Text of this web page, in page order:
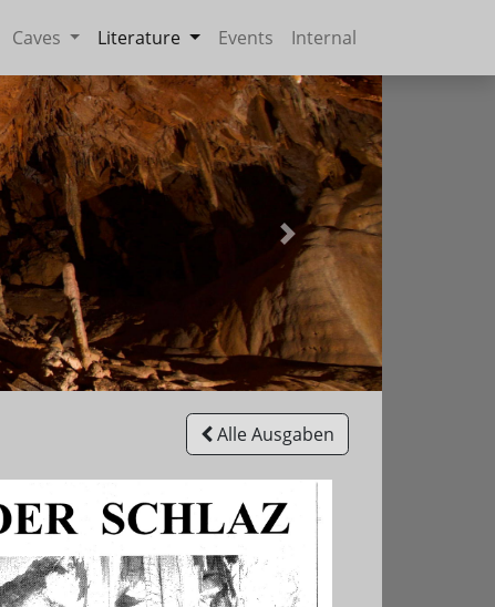
Caves Literature Events Internal
Next
Alle Ausgaben